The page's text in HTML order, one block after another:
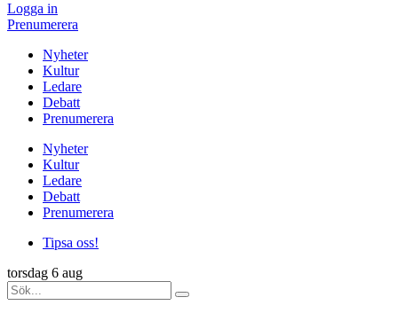
Logga in
Prenumerera
Nyheter
Kultur
Ledare
Debatt
Prenumerera
Nyheter
Kultur
Ledare
Debatt
Prenumerera
Tipsa oss!
torsdag 6 aug